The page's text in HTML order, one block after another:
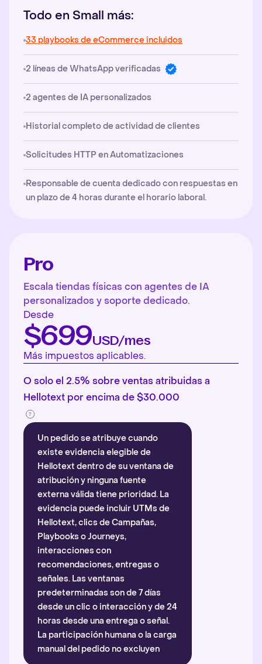
Todo en Small más:
33 playbooks de eCommerce incluidos
2 líneas de WhatsApp verificadas
2 agentes de IA personalizados
Historial completo de actividad de clientes
Solicitudes HTTP en Automatizaciones
Responsable de cuenta dedicado con respuestas en
un plazo de 4 horas durante el horario laboral.
Pro
Escala tiendas físicas con agentes de IA
personalizados y soporte dedicado.
Desde
$699USD/mes
Más impuestos aplicables.
O solo el 2.5% sobre ventas atribuidas a
Hellotext por encima de $30.000
Un pedido se atribuye cuando
existe evidencia elegible de
Hellotext dentro de su ventana de
atribución y ninguna fuente
externa válida tiene prioridad. La
evidencia puede incluir UTMs de
Hellotext, clics de Campañas,
Playbooks o Journeys,
interacciones con
recomendaciones, entregas o
señales. Las ventanas
predeterminadas son de 7 días
desde un clic o interacción y de 24
horas desde una entrega o señal.
La participación humana o la carga
manual del pedido no excluyen